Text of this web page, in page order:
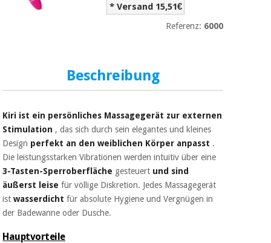
Sanitärkleiderschränke
Orthopädie
Chirurgische
instrumente
(ausverkauf)
coronaviren
pilates
Sport
und
spiele
Sanitärkleiderschränke
* Versand 15,51€
Referenz: 6000
Beschreibung
Kiri ist ein persönliches Massagegerät zur externen
Stimulation , das sich durch sein elegantes und kleines
Design perfekt an den weiblichen Körper anpasst .
Die leistungsstarken Vibrationen werden intuitiv über eine
3-Tasten-Sperroberfläche gesteuert und sind
äußerst leise für völlige Diskretion. Jedes Massagegerät
istwasserdicht für absolute Hygiene und Vergnügen in
der Badewanne oder Dusche.
Hauptvorteile